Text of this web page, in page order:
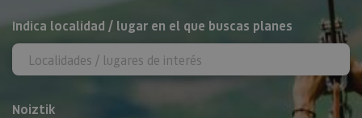
BILATU
Indica localidad / lugar en el que buscas planes
Noiztik